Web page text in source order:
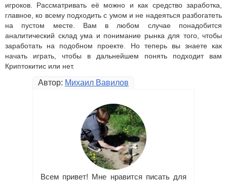
игроков. Рассматривать её можно и как средство заработка,
главное, ко всему подходить с умом и не надеяться разбогатеть
на пустом месте. Вам в любом случае понадобится
аналитический склад ума и понимание рынка для того, чтобы
заработать на подобном проекте. Но теперь вы знаете как
начать играть, чтобы в дальнейшем понять подходит вам
Криптокитис или нет.
Автор: Михаил Вавилов
Всем привет! Мне нравится писать для